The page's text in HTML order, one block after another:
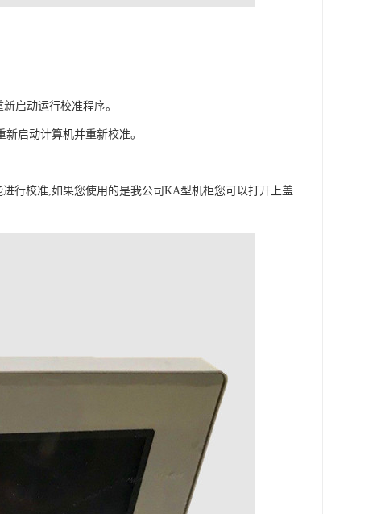
启动运行校准程序。
启动计算机并重新校准。
行校准,如果您使用的是我公司KA型机柜您可以打开上盖